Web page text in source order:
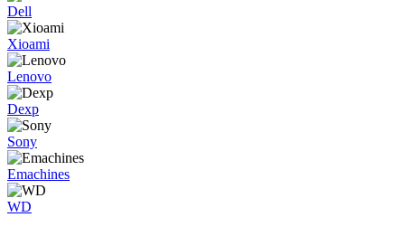
Dell
Xioami
Lenovo
Dexp
Sony
Emachines
WD